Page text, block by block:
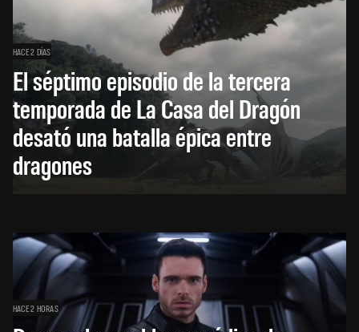
HACE 2 DÍAS
El séptimo episodio de la tercera
temporada de La Casa del Dragón
desató una batalla épica entre
dragones
HACE 2 HORAS